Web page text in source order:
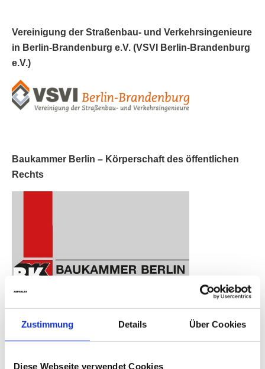
Zustimmung Details Über Cookies
Diese Webseite verwendet Cookies
Vereinigung der Straßenbau- und Verkehrsingenieure
in Berlin-Brandenburg e.V. (VSVI Berlin-Brandenburg
e.V.)
Baukammer Berlin – Körperschaft des öffentlichen
Rechts